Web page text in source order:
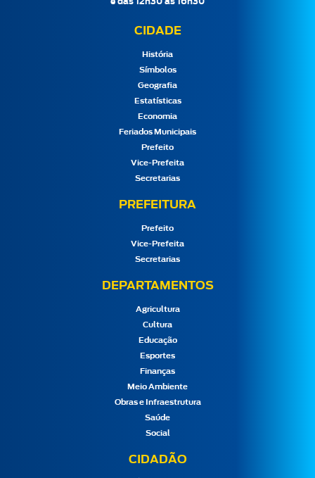
CIDADE
História
Símbolos
Geografia
Estatísticas
Economia
Feriados Municipais
Prefeito
Vice-Prefeita
Secretarias
PREFEITURA
Prefeito
Vice-Prefeita
Secretarias
DEPARTAMENTOS
Agricultura
Cultura
Educação
Esportes
Finanças
Meio Ambiente
Obras e Infraestrutura
Saúde
Social
CIDADÃO